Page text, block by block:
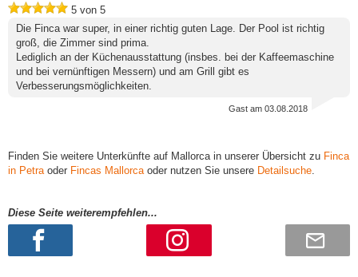
5 von 5
Die Finca war super, in einer richtig guten Lage. Der Pool ist richtig
groß, die Zimmer sind prima.
Lediglich an der Küchenausstattung (insbes. bei der Kaffeemaschine
und bei vernünftigen Messern) und am Grill gibt es
Verbesserungsmöglichkeiten.
Gast am 03.08.2018
Finden Sie weitere Unterkünfte auf Mallorca in unserer Übersicht zu Finca
in Petraoder Fincas Mallorcaoder nutzen Sie unsere Detailsuche.
Diese Seite weiterempfehlen...